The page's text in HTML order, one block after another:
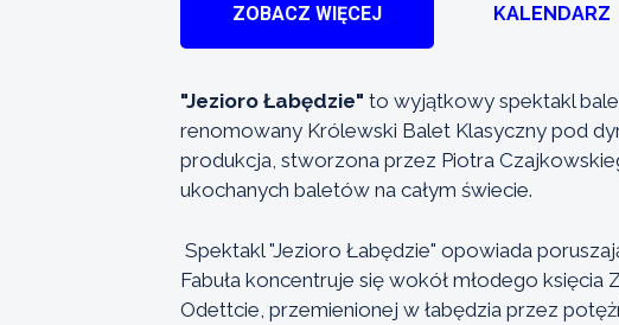
ZOBACZ WIĘCEJ KALENDARZ
"Jezioro Łabędzie" to wyjątkowy spektakl
renomowany Królewski Balet Klasyczny pod
produkcja, stworzona przez Piotra
ukochanych baletów na całym świecie.
Spektakl "Jezioro Łabędzie" opowiada
Fabuła koncentruje się wokół młodego
Odettcie, przemienionej w łabędzia przez